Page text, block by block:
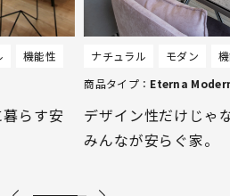
ダン
機能性
Modern
じゃない。家族
商品タイプ：
グレート
線のある家